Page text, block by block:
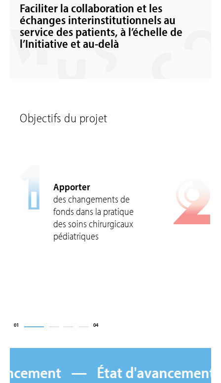
Faciliter la collaboration et les
échanges interinstitutionnels au
service des patients, à l’échelle de
l’Initiative et au-delà
Objectifs du projet
1
Apporter
des changements de
fonds dans la pratique
des soins chirurgicaux
pédiatriques
2
01 04
d'avancement État d'avancement